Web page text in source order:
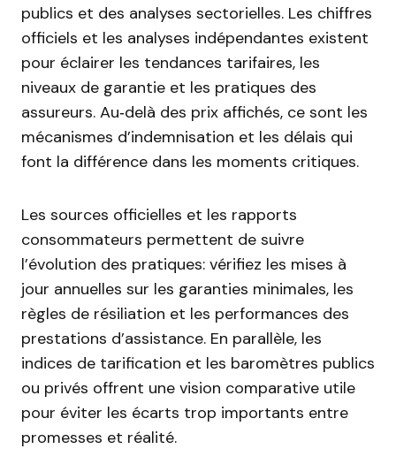
publics et des analyses sectorielles. Les chiffres
officiels et les analyses indépendantes existent
pour éclairer les tendances tarifaires, les
niveaux de garantie et les pratiques des
assureurs. Au‑delà des prix affichés, ce sont les
mécanismes d’indemnisation et les délais qui
font la différence dans les moments critiques.
Les sources officielles et les rapports
consommateurs permettent de suivre
l’évolution des pratiques: vérifiez les mises à
jour annuelles sur les garanties minimales, les
règles de résiliation et les performances des
prestations d’assistance. En parallèle, les
indices de tarification et les baromètres publics
ou privés offrent une vision comparative utile
pour éviter les écarts trop importants entre
promesses et réalité.